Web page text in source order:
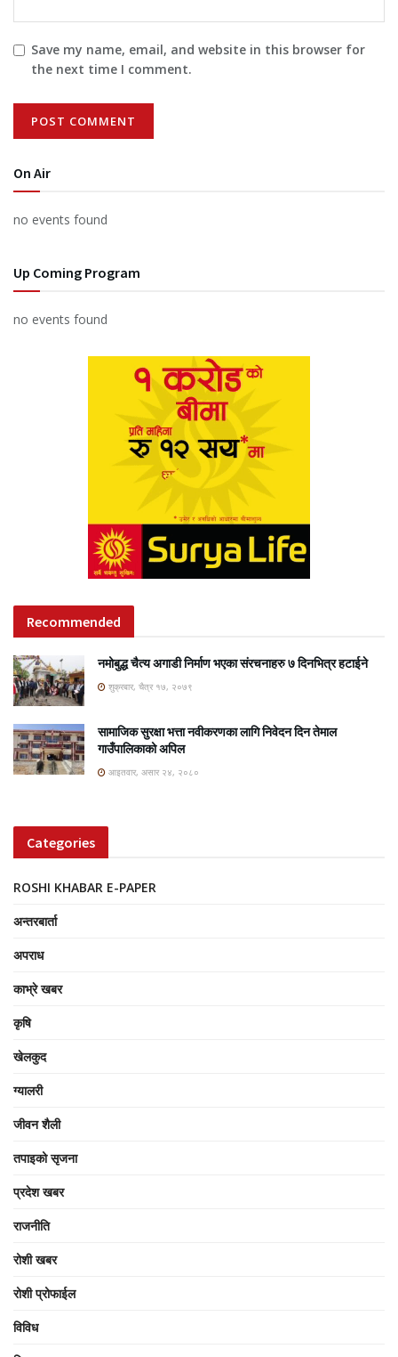
Save my name, email, and website in this browser for
the next time I comment.
On Air
no events found
Up Coming Program
no events found
Recommended
नमोबुद्ध चैत्य अगाडी निर्माण भएका संरचनाहरु ७ दिनभित्र हटाईने
शुक्रबार, चैत्र १७, २०७९
सामाजिक सुरक्षा भत्ता नवीकरणका लागि निवेदन दिन तेमाल
गाउँपालिकाको अपिल
आइतवार, असार २४, २०८०
Categories
ROSHI KHABAR E-PAPER
अन्तरबार्ता
अपराध
काभ्रे खबर
कृषि
खेलकुद
ग्यालरी
जीवन शैली
तपाइको सृजना
प्रदेश खबर
राजनीति
रोशी खबर
रोशी प्रोफाईल
विविध